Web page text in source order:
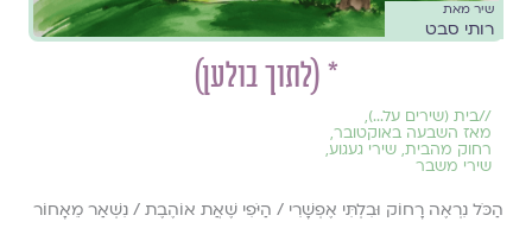
שיר מאת
רותי סבט
* (לתוך בולען)
//בית (שירים על...),
מאז השבעה באוקטובר,
רחוק מהבית, שירי געגוע,
שירי משבר
הַכֹּל נִרְאֶה רָחוֹק וּבִלְתִּי אֶפְשָׁרִי / הַיֹּפִי שֶׁאֲת אוֹהֶבֶת / נִשְׁאַר מֵאָחוֹר